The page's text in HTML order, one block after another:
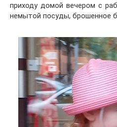
приходу домой вечером с
немытой посуды, брошенное